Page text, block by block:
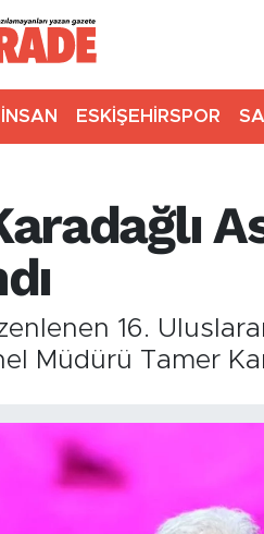
ESKİŞEHİRSPOR
16.
Müdürü Tamer